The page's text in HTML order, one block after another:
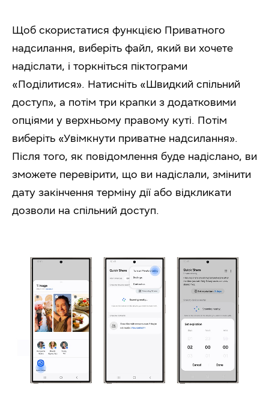
Щоб скористатися функцією Приватного
надсилання, виберіть файл, який ви хочете
надіслати, і торкніться піктограми
«Поділитися». Натисніть «Швидкий спільний
доступ», а потім три крапки з додатковими
опціями у верхньому правому куті. Потім
виберіть «Увімкнути приватне надсилання».
Після того, як повідомлення буде надіслано, ви
зможете перевірити, що ви надіслали, змінити
дату закінчення терміну дії або відкликати
дозволи на спільний доступ.